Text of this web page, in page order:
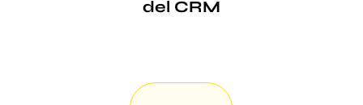
del CRM